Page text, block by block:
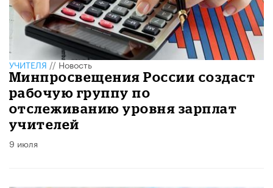
УЧИТЕЛЯ//Новость
Минпросвещения России создаст
рабочую группу по
отслеживанию уровня зарплат
учителей
9 июля